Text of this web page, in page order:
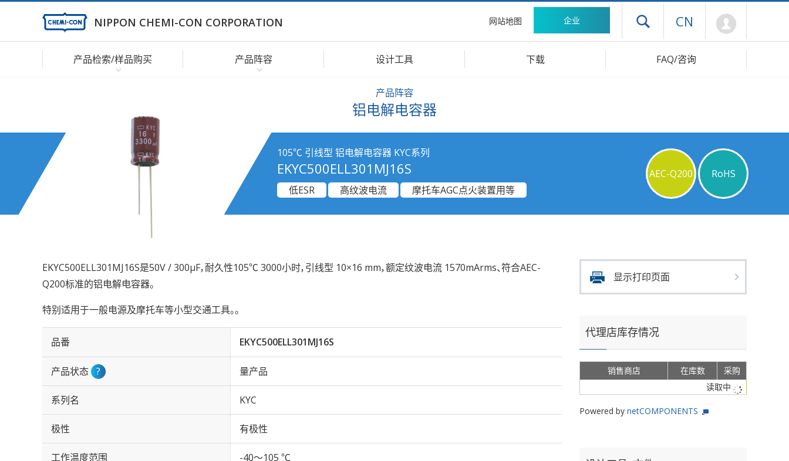
NIPPON CHEMI-CON CORPORATION 网站地图 企业 打开抽屉菜单
CN
产品检索/样品购买 产品阵容 设计工具 下载 FAQ/咨询
产品阵容
铝电解电容器
105℃ 引线型 铝电解电容器 KYC系列
EKYC500ELL301MJ16S AEC-Q200
RoHS
低ESR
高纹波电流 摩托车AGC点火装置用等
EKYC500ELL301MJ16S是50V / 300µF，耐久性105℃ 3000小时，引线型 10×16 mm，额定纹波电流 1570mArms、符合AEC-
Q200标准的铝电解电容器。
特别适用于一般电源及摩托车等小型交通工具。。
品番 EKYC500ELL301MJ16S
产品状态 ? 量产品
系列名 KYC
极性 有极性
工作温度范围 -40～105 ℃
显示打印页面
代理店库存情况
销售商店 在库数
采购
读取中
Powered by netCOMPONENTS